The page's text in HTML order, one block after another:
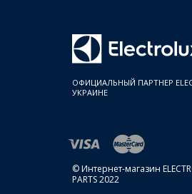
ОФИЦИАЛЬНЫЙ ПАРТНЕР
УКРАИНЕ
© Интернет-магазин
PARTS 2022